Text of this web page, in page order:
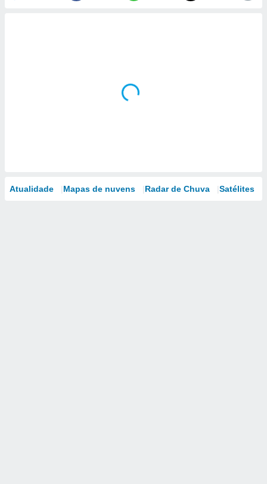
Atualidade Mapas de nuvens Radar de Chuva Satélites